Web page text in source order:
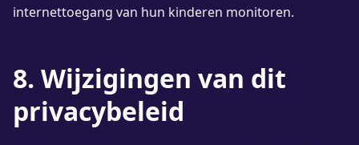
internettoegang van hun kinderen monitoren.
8. Wijzigingen van dit
privacybeleid